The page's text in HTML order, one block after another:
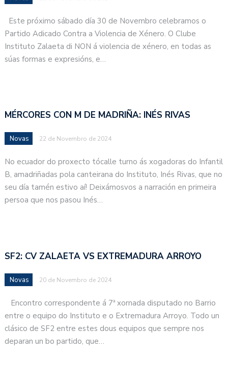
Este próximo sábado día 30 de Novembro celebramos o
Partido Adicado Contra a Violencia de Xénero. O Clube
Instituto Zalaeta di NON á violencia de xénero, en todas as
súas formas e expresións, e…
MÉRCORES CON M DE MADRIÑA: INÉS RIVAS
Novas 22 de Novembro de 2024
No ecuador do proxecto tócalle turno ás xogadoras do Infantil
B, amadriñadas pola canteirana do Instituto, Inés Rivas, que no
seu día tamén estivo aí! Deixámosvos a narración en primeira
persoa que nos pasou Inés…
SF2: CV ZALAETA VS EXTREMADURA ARROYO
Novas 20 de Novembro de 2024
Encontro correspondente á 7ª xornada disputado no Barrio
entre o equipo do Instituto e o Extremadura Arroyo. Todo un
clásico de SF2 entre estes dous equipos que sempre nos
deparan un bo partido, que…